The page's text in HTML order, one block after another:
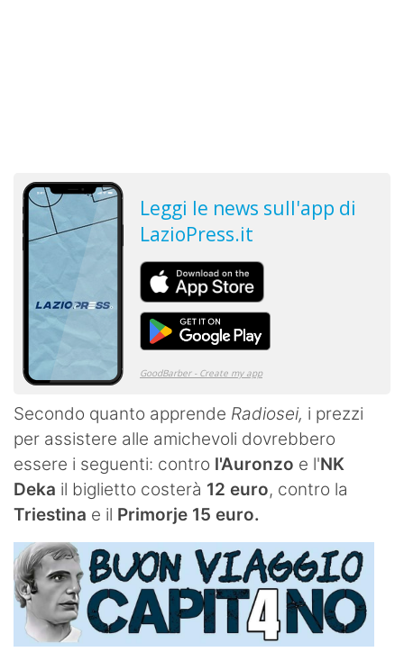
Secondo quanto apprende Radiosei, i prezzi
per assistere alle amichevoli dovrebbero
essere i seguenti: contro l'Auronzo e l'NK
Deka il biglietto costerà 12 euro, contro la
Triestina e il Primorje 15 euro.